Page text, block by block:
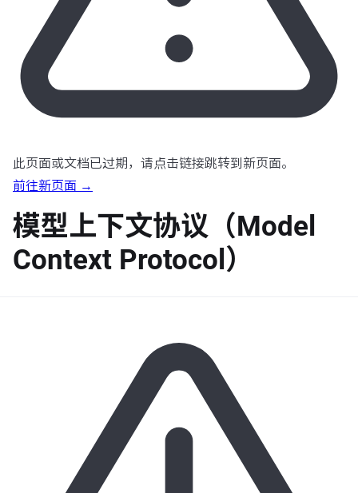
此页面或文档已过期，请点击链接跳转到新页面。
前往新页面 →
模型上下文协议（Model
Context Protocol）